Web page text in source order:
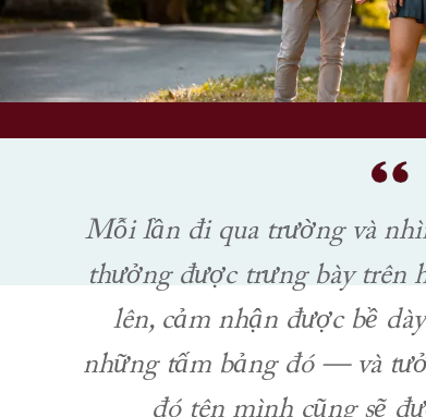
Mỗi lần đi qua trường và
thưởng được trưng bày trên
lên, cảm nhận được bề
những tấm bảng đó — và
đó tên mình cũng sẽ